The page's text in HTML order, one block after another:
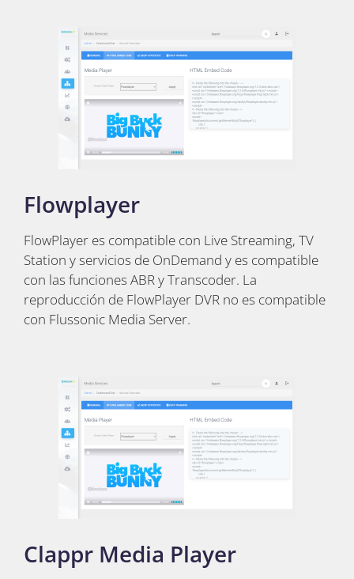
Flowplayer
FlowPlayer es compatible con Live Streaming, TV
Station y servicios de OnDemand y es compatible
con las funciones ABR y Transcoder. La
reproducción de FlowPlayer DVR no es compatible
con Flussonic Media Server.
Clappr Media Player